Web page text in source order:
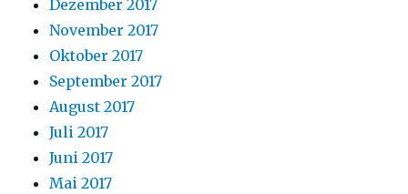
Dezember 2017
November 2017
Oktober 2017
September 2017
August 2017
Juli 2017
Juni 2017
Mai 2017